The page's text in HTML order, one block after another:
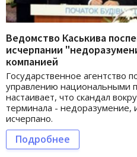
Ведомство Каськива
исчерпании
компанией
Государственное агентство
управлению национальными
настаивает, что скандал
терминала - недоразумение,
исчерпано.
Подробнее